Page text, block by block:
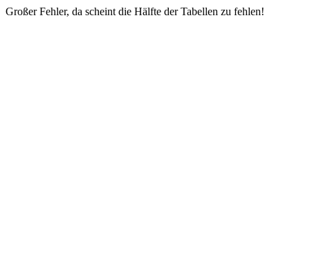
Großer Fehler, da scheint die Hälfte der Tabellen zu fehlen!